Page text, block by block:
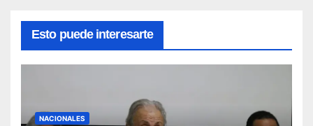
Esto puede interesarte
NACIONALES